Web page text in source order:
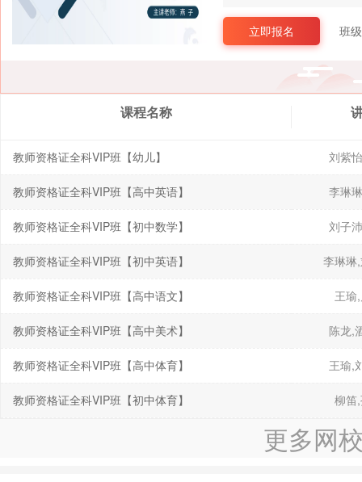
立即报名 班
课程名称
教师资格证全科VIP班【幼儿】 刘紫
教师资格证全科VIP班【高中英语】 李琳
教师资格证全科VIP班【初中数学】 刘子
教师资格证全科VIP班【初中英语】 李琳琳
教师资格证全科VIP班【高中语文】 王瑜
教师资格证全科VIP班【高中美术】 陈龙,
教师资格证全科VIP班【高中体育】 王瑜,
教师资格证全科VIP班【初中体育】 柳笛
更多网